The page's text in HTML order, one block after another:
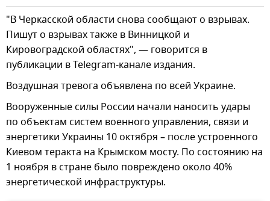
"В Черкасской области снова сообщают о взрывах.
Пишут о взрывах также в Винницкой и
Кировоградской областях", — говорится в
публикации в Telegram-канале издания.
Воздушная тревога объявлена по всей Украине.
Вооруженные силы России начали наносить удары
по объектам систем военного управления, связи и
энергетики Украины 10 октября – после устроенного
Киевом теракта на Крымском мосту. По состоянию на
1 ноября в стране было повреждено около 40%
энергетической инфраструктуры.